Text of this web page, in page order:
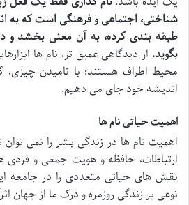
شناختی، اجتماعی و فرهنگی است که به
طبقه بندی کرده، به آن معنی بخشد و
بگوید. از دیدگاهی عمیق تر، نام ها
محیط اطراف هستند؛ با نامیدن چیزی،
اندیشه خود جای می دهیم.
اهمیت حیاتی نام ها
اهمیت نام ها در زندگی بشر را نمی توان
ارتباطات، حافظه و هویت جمعی و
نقش های حیاتی متعددی را در جامعه
نوعی بر زندگی روزمره و درک ما از جهان